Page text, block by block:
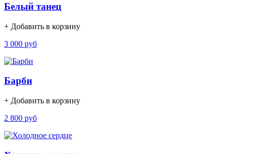
Белый танец
+ Добавить в корзину
3 000 руб
Барби
+ Добавить в корзину
2 800 руб